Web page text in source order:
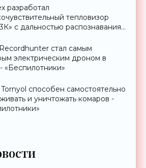
разработал
тепловизор
с дальностью распознавания
стал самым
электрическим дроном в
«Беспилотники»
способен самостоятельно
и уничтожать комаров -